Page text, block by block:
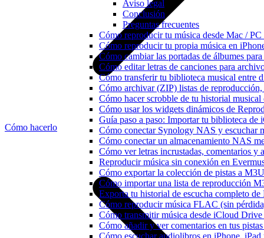
Aviso legal
Conclusión
Preguntas frecuentes
Cómo reproducir tu música desde Mac /
Cómo reproducir tu propia música en
Cómo cambiar las portadas de álbumes
Cómo editar letras de canciones para
Cómo transferir tu biblioteca musical entre
Cómo archivar (ZIP) listas de
Cómo hacer scrobble de tu historial
Cómo usar los widgets dinámicos de
Guía paso a paso: Importar tu biblioteca
Cómo conectar Synology NAS y escuchar
Cómo conectar un almacenamiento NAS
Cómo ver letras incrustadas, comentarios
Reproducir música sin conexión en
Cómo exportar la colección de pistas a
Cómo importar una lista de reproducción
Exporta tu historial de escucha completo
Cómo reproducir música FLAC (sin
Cómo transmitir música desde iCloud
Cómo añadir y ver comentarios en tus
Cómo escuchar audiolibros en iPhone,
Cómo hacerlo